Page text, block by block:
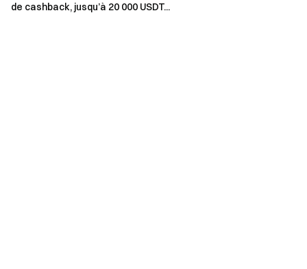
de cashback, jusqu’à 20 000 USDT...